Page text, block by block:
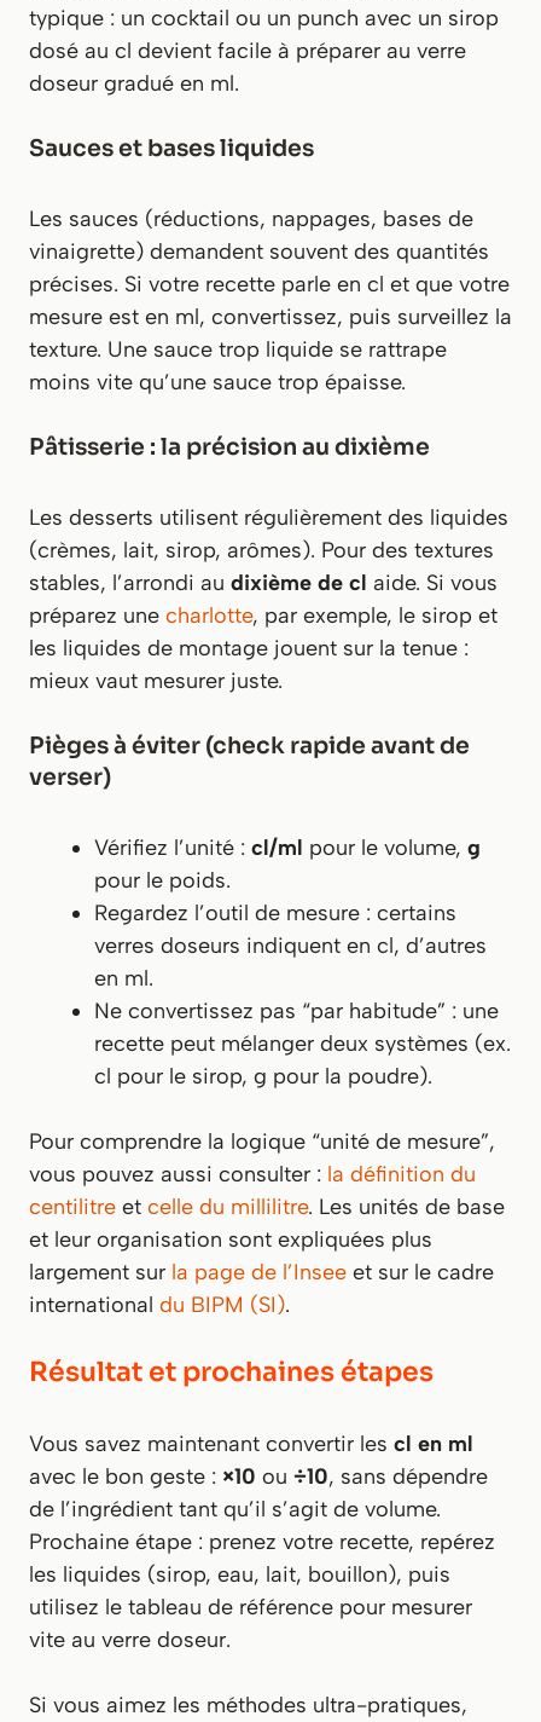
typique : un cocktail ou un punch avec un sirop
dosé au cl devient facile à préparer au verre
doseur gradué en ml.
Sauces et bases liquides
Les sauces (réductions, nappages, bases de
vinaigrette) demandent souvent des quantités
précises. Si votre recette parle en cl et que votre
mesure est en ml, convertissez, puis surveillez la
texture. Une sauce trop liquide se rattrape
moins vite qu’une sauce trop épaisse.
Pâtisserie : la précision au dixième
Les desserts utilisent régulièrement des liquides
(crèmes, lait, sirop, arômes). Pour des textures
stables, l’arrondi au dixième de cl aide. Si vous
préparez une charlotte, par exemple, le sirop et
les liquides de montage jouent sur la tenue :
mieux vaut mesurer juste.
Pièges à éviter (check rapide avant de
verser)
Vérifiez l’unité : cl/ml pour le volume, g
pour le poids.
Regardez l’outil de mesure : certains
verres doseurs indiquent en cl, d’autres
en ml.
Ne convertissez pas “par habitude” : une
recette peut mélanger deux systèmes (ex.
cl pour le sirop, g pour la poudre).
Pour comprendre la logique “unité de mesure”,
vous pouvez aussi consulter : la définition du
centilitre et celle du millilitre. Les unités de base
et leur organisation sont expliquées plus
largement sur la page de l’Insee et sur le cadre
international du BIPM (SI).
Résultat et prochaines étapes
Vous savez maintenant convertir les cl en ml
avec le bon geste : ×10 ou ÷10, sans dépendre
de l’ingrédient tant qu’il s’agit de volume.
Prochaine étape : prenez votre recette, repérez
les liquides (sirop, eau, lait, bouillon), puis
utilisez le tableau de référence pour mesurer
vite au verre doseur.
Si vous aimez les méthodes ultra-pratiques,